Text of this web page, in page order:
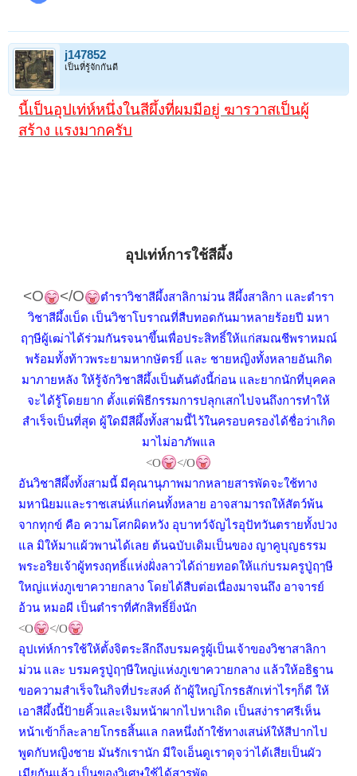
j147852
เป็นที่รู้จักกันดี
นี้เป็นอุปเท่ห์หนึ่งในสีผึ้งที่ผมมีอยู่ ฆารวาสเป็นผู้
สร้าง แรงมากครับ
อุปเท่ห์การใช้สีผึ้ง
<O </O
ตำราวิชาสีผึ้งสาลิกาม่วน สีผึ้งสาลิกา และตำรา
วิชาสีผึ้งเบ็ด เป็นวิชาโบราณที่สืบทอดกันมาหลายร้อยปี มหา
ฤๅษีผู้เฒ่าได้ร่วมกันรจนาขึ้นเพื่อประสิทธิ์ให้แก่สมณชีพราหมณ์
พร้อมทั้งท้าวพระยามหากษัตรยิ์ และ ชายหญิงทั้งหลายอันเกิด
มาภายหลัง ให้รู้จักวิชาสีผึ้งเป็นต้นดังนี้ก่อน และยากนักที่บุคคล
จะได้รู้โดยยาก ตั้งแต่พิธีกรรมการปลุกเสกไปจนถึงการทำให้
สำเร็จเป็นที่สุด ผู้ใดมีสีผึ้งทั้งสามนี้ไว้ในครอบครองได้ชื่อว่าเกิด
มาไม่อาภัพแล
<O
</O
อันวิชาสีผึ้งทั้งสามนี้ มีคุณานุภาพมากหลายสารพัดจะใช้ทาง
มหานิยมและราชเสน่ห์แก่คนทั้งหลาย อาจสามารถให้สัตว์พ้น
จากทุกข์ คือ ความโศกผิดหวัง อุบาทว์จัญไรอุปัทวันตรายทั้งปวง
แล มิให้มาแผ้วพานได้เลย ต้นฉบับเดิมเป็นของ ญาคูบุญธรรม
พระอริยเจ้าผู้ทรงฤทธิ์แห่งฝั่งลาวได้ถ่ายทอดให้แก่บรมครูปู่ฤๅษี
ใหญ่แห่งภูเขาควายกลาง โดยได้สืบต่อเนื่องมาจนถึง อาจารย์
อ้วน หมอผี เป็นตำราที่ศักสิทธิ์ยิ่งนัก
<O
</O
อุปเท่ห์การใช้ให้ตั้งจิตระลึกถึงบรมครูผู้เป็นเจ้าของวิชาสาลิกา
ม่วน และ บรมครูปู่ฤๅษีใหญ่แห่งภูเขาควายกลาง แล้วให้อธิฐาน
ขอความสำเร็จในกิจที่ประสงค์ ถ้าผู้ใหญ่โกรธสักเท่าไรๆก็ดี ให้
เอาสีผึ้งนี้ป้ายคิ้วและเจิมหน้าผากไปหาเถิด เป็นสง่าราศรีเห็น
หน้าเข้าก็ละลายโกรธสิ้นแล กลหนึ่งถ้าใช้ทางเสน่ห์ให้สีปากไป
พูดกับหญิงชาย มันรักเรานัก มีใจเอ็นดูเราดุจว่าได้เสียเป็นผัว
เมียกันแล้ว เป็นของวิเศษใช้ได้สารพัด